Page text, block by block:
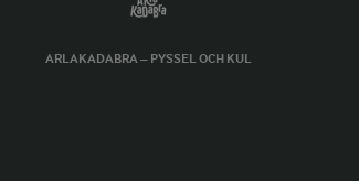
ARLAKADABRA – PYSSEL OCH KUL